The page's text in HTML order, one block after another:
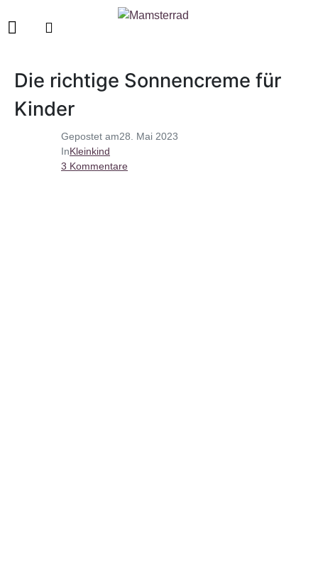
Gepostet am28. Mai 2023
InKleinkind
3 Kommentare
Die richtige Sonnencreme für
Kinder